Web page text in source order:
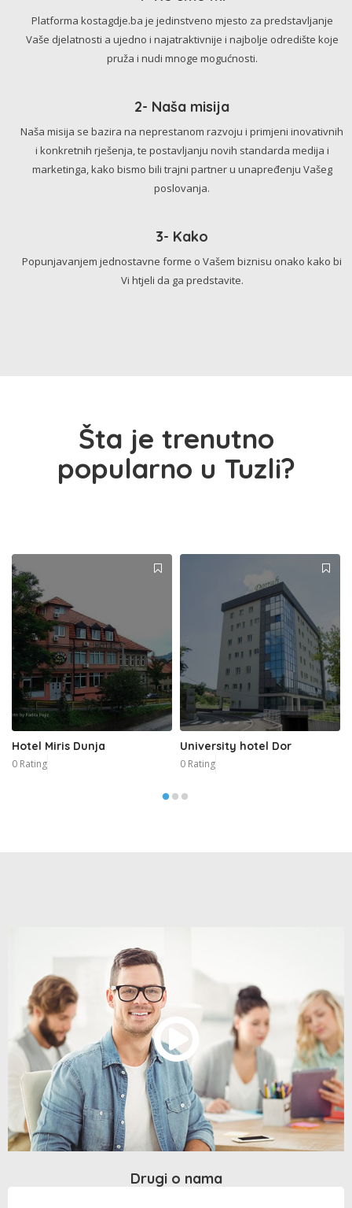
Platforma kostagdje.ba je jedinstveno mjesto za predstavljanje
Vaše djelatnosti a ujedno i najatraktivnije i najbolje odredište koje
pruža i nudi mnoge mogućnosti.
2- Naša misija
Naša misija se bazira na neprestanom razvoju i primjeni inovativnih
i konkretnih rješenja, te postavljanju novih standarda medija i
marketinga, kako bismo bili trajni partner u unapređenju Vašeg
poslovanja.
3- Kako
Popunjavanjem jednostavne forme o Vašem biznisu onako kako bi
Vi htjeli da ga predstavite.
Šta je trenutno
popularno u Tuzli?
Hotel Miris Dunja
0 Rating
University hotel Dor
0 Rating
Drugi o nama